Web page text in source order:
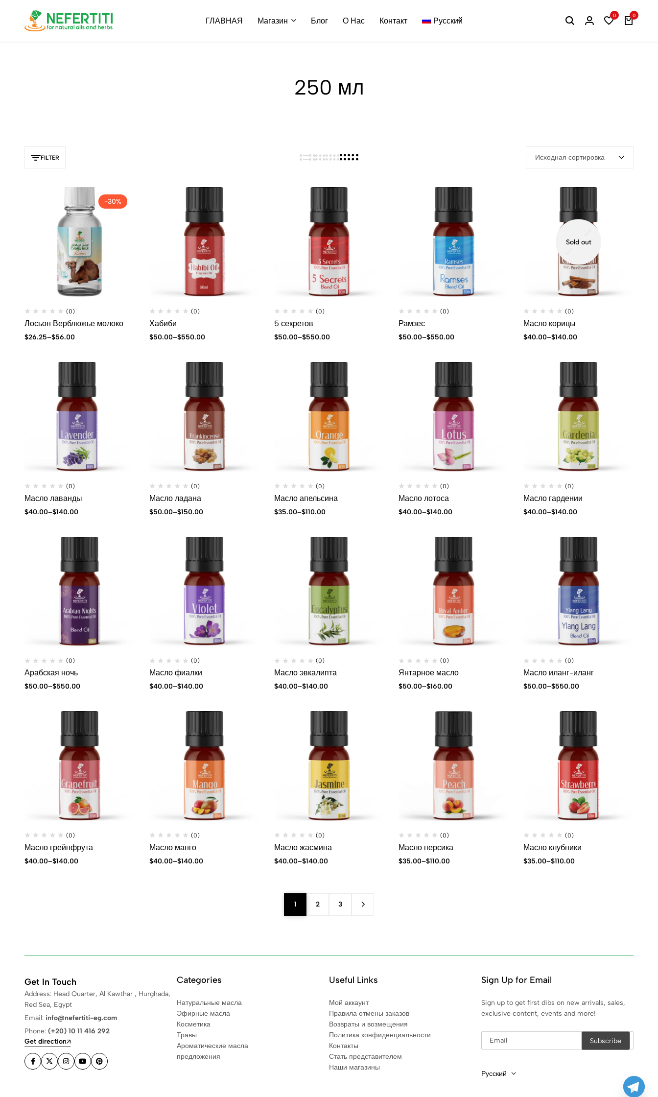
ГЛАВНАЯ Магазин Блог О Нас Контакт Русский
0 0
250 мл
FILTER Исходная сортировка
-30%
(0)
Лосьон Верблюжье молоко
$26.25–$56.00
(0)
Хабиби
$50.00–$550.00
(0)
5 секретов
$50.00–$550.00
(0)
Рамзес
$50.00–$550.00
Sold out
(0)
Масло корицы
$40.00–$140.00
(0)
Масло лаванды
$40.00–$140.00
(0)
Масло ладана
$50.00–$150.00
(0)
Масло апельсина
$35.00–$110.00
(0)
Масло лотоса
$40.00–$140.00
(0)
Масло гардении
$40.00–$140.00
(0)
Арабская ночь
$50.00–$550.00
(0)
Масло фиалки
$40.00–$140.00
(0)
Масло эвкалипта
$40.00–$140.00
(0)
Янтарное масло
$50.00–$160.00
(0)
Масло иланг-иланг
$50.00–$550.00
(0)
Масло грейпфрута
$40.00–$140.00
(0)
Масло манго
$40.00–$140.00
(0)
Масло жасмина
$40.00–$140.00
(0)
Масло персика
$35.00–$110.00
(0)
Масло клубники
$35.00–$110.00
1 2 3
Get In Touch
Address: Head Quarter, Al Kawthar , Hurghada,
Red Sea, Egypt
Email: info@nefertiti-eg.com
Phone: (+20) 10 11 416 292
Get direction
Categories
Натуральные масла
Эфирные масла
Косметика
Травы
Ароматические масла
предложения
Useful Links
Мой аккаунт
Правила отмены заказов
Возвраты и возмещения
Политика конфиденциальности
Контакты
Стать представителем
Наши магазины
Sign Up for Email
Sign up to get first dibs on new arrivals, sales,
exclusive content, events and more!
Русский